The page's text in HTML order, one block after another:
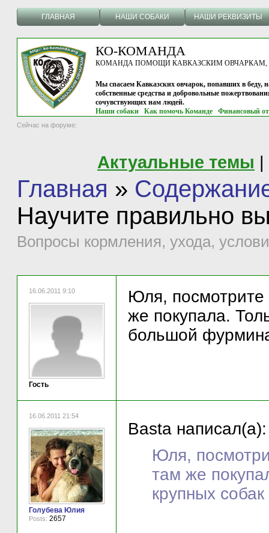
ГЛАВНАЯ НАШИ СОБАКИ НАШИ РЕКВИЗИТЫ
КО-КОМАНДА
КОМАНДА ПОМОЩИ КАВКАЗСКИМ ОВЧАРКАМ, г.
Мы спасаем Кавказских овчарок, попавших в беду,
собственные средства и добровольные
сочувствующих нам людей.
Наши собаки
Как помочь Команде Финансовый
Сейчас на форуме:
Актуальные темы |
Главная »
Научите правильно
Вопросы кормления, ухода,
16.06.2011 9:10
Гость
Юля,
же покупала.
большой
16.06.2011 21:54
Голубева Юлия
Posts: 2657
Basta написал(а):
Юля,
там же
крупных